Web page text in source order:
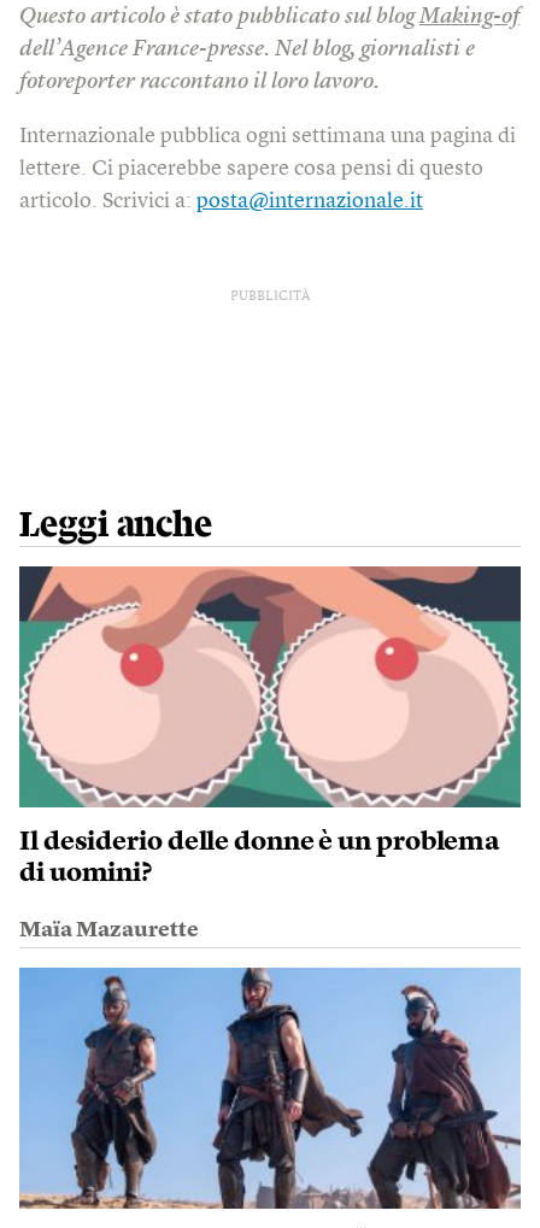
Questo articolo è stato pubblicato sul blog Making-of
dell’Agence France-presse. Nel blog, giornalisti e
fotoreporter raccontano il loro lavoro.
Internazionale pubblica ogni settimana una pagina di
lettere. Ci piacerebbe sapere cosa pensi di questo
articolo. Scrivici a: posta@internazionale.it
PUBBLICITÀ
Leggi anche
Il desiderio delle donne è un problema
di uomini?
Maïa Mazaurette